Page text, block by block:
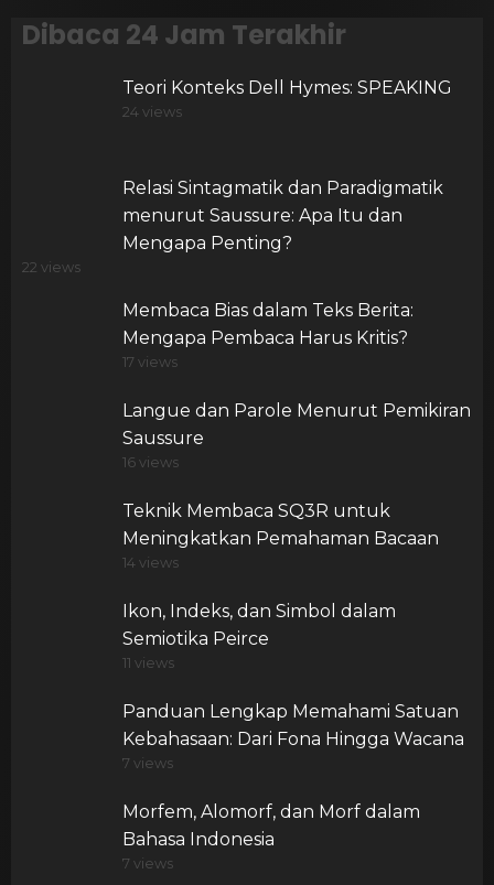
Dibaca 24 Jam Terakhir
Teori Konteks Dell Hymes: SPEAKING
24 views
Relasi Sintagmatik dan Paradigmatik
menurut Saussure: Apa Itu dan
Mengapa Penting?
22 views
Membaca Bias dalam Teks Berita:
Mengapa Pembaca Harus Kritis?
17 views
Langue dan Parole Menurut Pemikiran
Saussure
16 views
Teknik Membaca SQ3R untuk
Meningkatkan Pemahaman Bacaan
14 views
Ikon, Indeks, dan Simbol dalam
Semiotika Peirce
11 views
Panduan Lengkap Memahami Satuan
Kebahasaan: Dari Fona Hingga Wacana
7 views
Morfem, Alomorf, dan Morf dalam
Bahasa Indonesia
7 views